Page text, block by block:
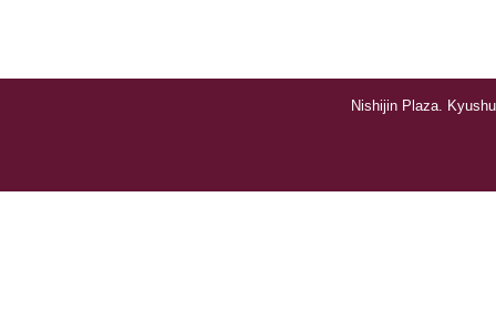
Nishijin Plaza.